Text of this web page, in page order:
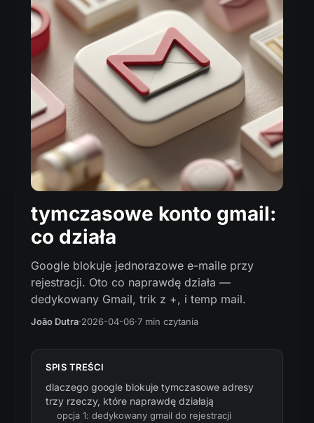
tymczasowe konto gmail:
co działa
Google blokuje jednorazowe e-maile przy
rejestracji. Oto co naprawdę działa —
dedykowany Gmail, trik z +, i temp mail.
João Dutra·2026-04-06·7 min czytania
SPIS TREŚCI
dlaczego google blokuje tymczasowe adresy
trzy rzeczy, które naprawdę działają
opcja 1: dedykowany gmail do rejestracji